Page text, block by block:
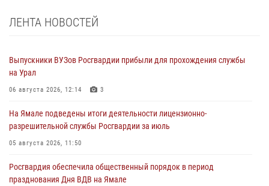
ЛЕНТА НОВОСТЕЙ
Выпускники ВУЗов Росгвардии прибыли для прохождения службы
на Урал
06 августа 2026, 12:14 3
На Ямале подведены итоги деятельности лицензионно-
разрешительной службы Росгвардии за июль
05 августа 2026, 11:50
Росгвардия обеспечила общественный порядок в период
празднования Дня ВДВ на Ямале